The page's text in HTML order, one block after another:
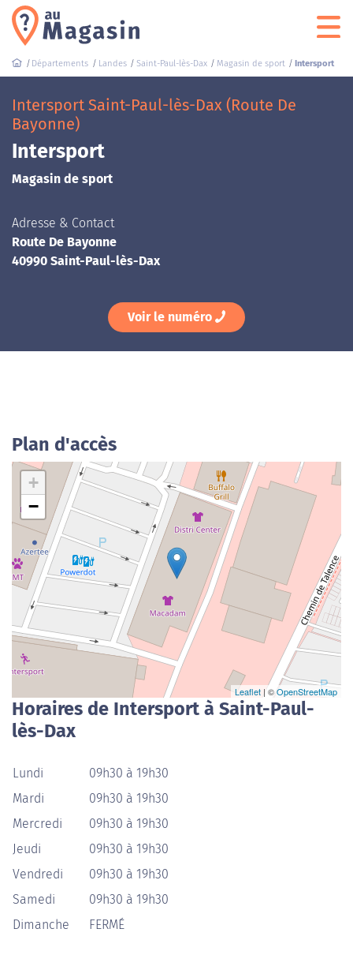
Départements Landes Saint-Paul-lès-Dax Magasin de sport Intersport
Intersport Saint-Paul-lès-Dax (Route De
Bayonne)
Intersport
Magasin de sport
Adresse & Contact
Route De Bayonne
40990 Saint-Paul-lès-Dax
Voir le numéro
Plan d'accès
+
−
Leaflet | ©OpenStreetMap
Horaires de Intersport à Saint-Paul-
lès-Dax
Lundi
09h30 à 19h30
Mardi
09h30 à 19h30
Mercredi
09h30 à 19h30
Jeudi
09h30 à 19h30
Vendredi
09h30 à 19h30
Samedi
09h30 à 19h30
Dimanche
FERMÉ